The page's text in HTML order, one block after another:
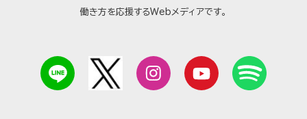
働き方を応援するWebメディアです。